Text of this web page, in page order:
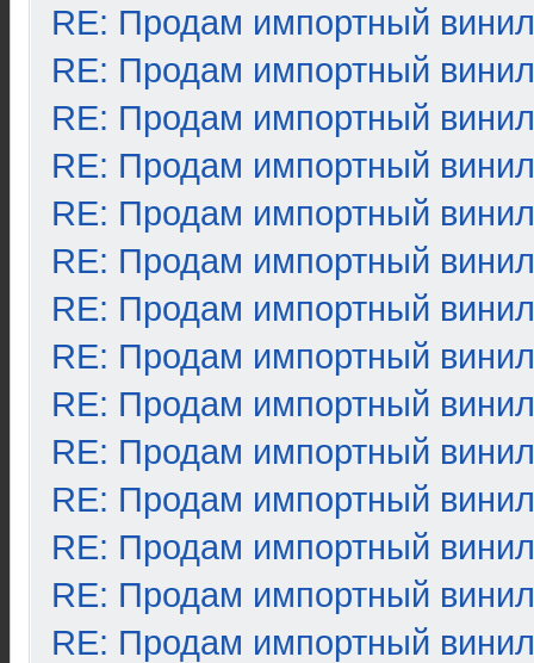
RE: Продам импортный винил
RE: Продам импортный винил
RE: Продам импортный винил
RE: Продам импортный винил
RE: Продам импортный винил
RE: Продам импортный винил
RE: Продам импортный винил
RE: Продам импортный винил
RE: Продам импортный винил
RE: Продам импортный винил
RE: Продам импортный винил
RE: Продам импортный винил
RE: Продам импортный винил
RE: Продам импортный винил